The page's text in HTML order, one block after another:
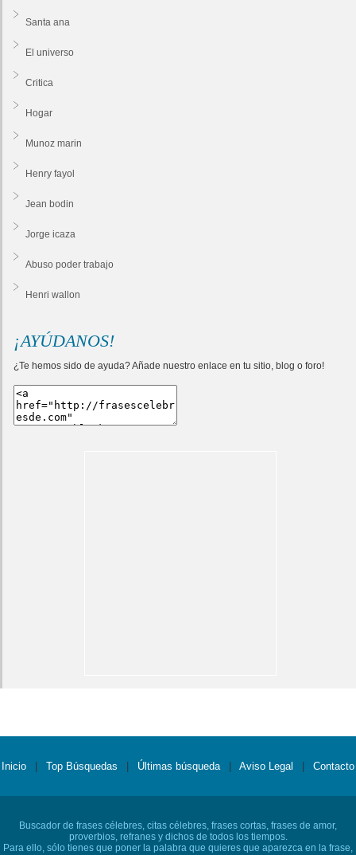
Santa ana
El universo
Critica
Hogar
Munoz marin
Henry fayol
Jean bodin
Jorge icaza
Abuso poder trabajo
Henri wallon
¡AYÚDANOS!
¿Te hemos sido de ayuda? Añade nuestro enlace en tu sitio, blog o foro!
Inicio Top Búsquedas Últimas búsqueda Aviso Legal Contacto
Buscador de frases célebres, citas célebres, frases cortas, frases de amor,
proverbios, refranes y dichos de todos los tiempos.
Para ello, sólo tienes que poner la palabra que quieres que aparezca en la frase,